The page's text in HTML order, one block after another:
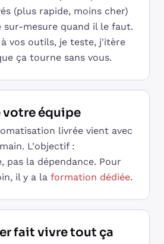
(plus rapide, moins cher)
sur-mesure quand il le faut.
vos outils, je teste, j'itère
ça tourne sans vous.
votre équipe
livrée vient avec
L'objectif :
pas la dépendance. Pour
il y a la formation dédiée.
fait vivre tout ça